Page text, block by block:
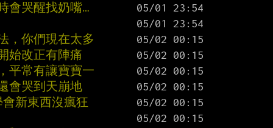
會哭醒找奶嘴…
，你們現在太多
始改正有陣痛
平常有讓寶寶一
會哭到天崩地
新東西沒瘋狂